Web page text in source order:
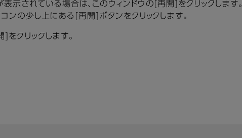
示されている場合は、このウィンドウの[再開]をクリックします。
ンの少し上にある[再開]ボタンをクリックします。
をクリックします。